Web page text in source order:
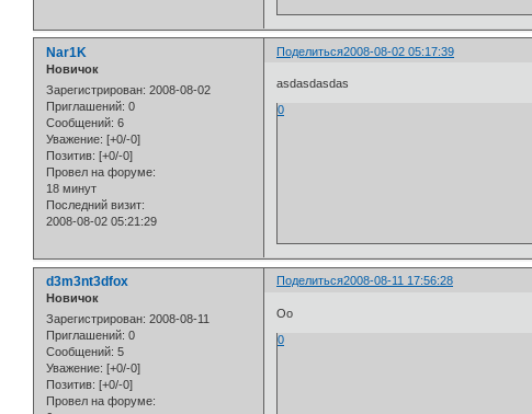
Поделиться2008-08-02 05:17:39
Nar1K
Новичок
Зарегистрирован: 2008-08-02
Приглашений: 0
Сообщений: 6
Уважение: [+0/-0]
Позитив: [+0/-0]
Провел на форуме:
18 минут
Последний визит:
2008-08-02 05:21:29
asdasdasdas
0
Поделиться2008-08-11 17:56:28
d3m3nt3dfox
Новичок
Зарегистрирован: 2008-08-11
Приглашений: 0
Сообщений: 5
Уважение: [+0/-0]
Позитив: [+0/-0]
Провел на форуме:
Оо
0